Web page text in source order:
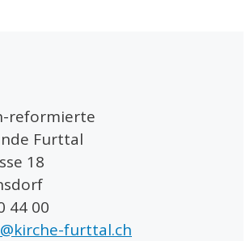
reformierte
Furttal
18
44 00
furttal.ch